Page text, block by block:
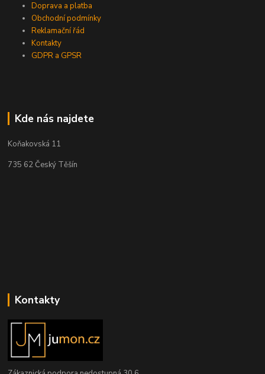
Doprava a platba
Obchodní podmínky
Reklamační řád
Kontakty
GDPR a GPSR
Kde nás najdete
Koňakovská 11
735 62 Český Těšín
Kontakty